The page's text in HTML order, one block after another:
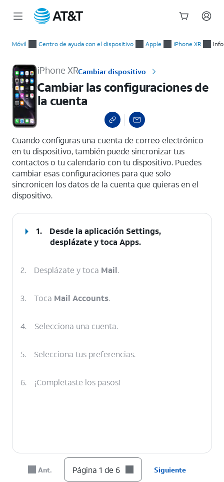
Móvil Centro de ayuda con el dispositivo Apple iPhone XR
iPhone XRCambiar dispositivo
Cambiar las configuraciones de
la cuenta
Cuando configuras una cuenta de correo electrónico
en tu dispositivo, también puede sincronizar tus
contactos o tu calendario con tu dispositivo. Puedes
cambiar esas configuraciones para que solo
sincronicen los datos de la cuenta que quieras en el
dispositivo.
1.
Desde la aplicación Settings,
desplázate y tocaApps.
2. Desplázate y toca Mail.
3. Toca Mail Accounts.
4. Selecciona una cuenta.
5. Selecciona tus preferencias.
6. ¡Completaste los pasos!
Ant. Página 1 de 6 Siguiente